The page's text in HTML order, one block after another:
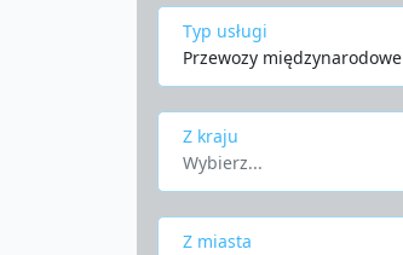
Typ usługi
Przewozy międzynarodowe
Z kraju
Wybierz...
Z miasta